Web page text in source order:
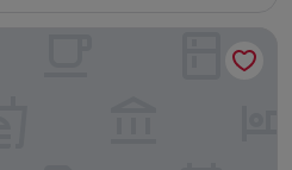
- Gateway